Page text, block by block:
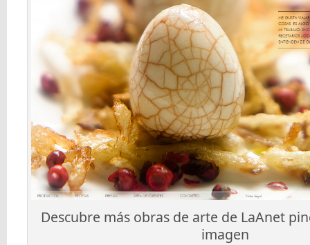
Descubre más obras de arte de LaAnet
imagen